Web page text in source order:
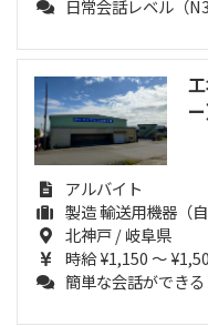
日常会話レベル（N3
ー
アルバイト
製造 輸送用機器（自
北神戸 / 岐阜県
時給 ¥1,150 ～
簡単な会話ができる